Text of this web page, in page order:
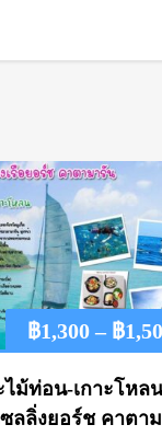
฿1,300 – ฿
ไม้ท่อน-เกาะโหล
ซลลิ่งยอร์ช คาตา